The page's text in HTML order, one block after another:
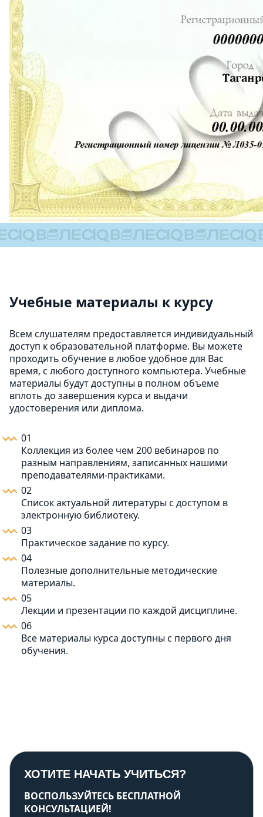
Учебные материалы к курсу
Всем слушателям предоставляется индивидуальный
доступ к образовательной платформе. Вы можете
проходить обучение в любое удобное для Вас
время, с любого доступного компьютера. Учебные
материалы будут доступны в полном объеме
вплоть до завершения курса и выдачи
удостоверения или диплома.
01
Коллекция из более чем 200 вебинаров по
разным направлениям, записанных нашими
преподавателями-практиками.
02
Список актуальной литературы с доступом в
электронную библиотеку.
03
Практическое задание по курсу.
04
Полезные дополнительные методические
материалы.
05
Лекции и презентации по каждой дисциплине.
06
Все материалы курса доступны с первого дня
обучения.
ХОТИТЕ НАЧАТЬ УЧИТЬСЯ?
ВОСПОЛЬЗУЙТЕСЬ БЕСПЛАТНОЙ
КОНСУЛЬТАЦИЕЙ!